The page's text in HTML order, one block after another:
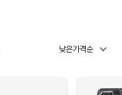
낮은가격순